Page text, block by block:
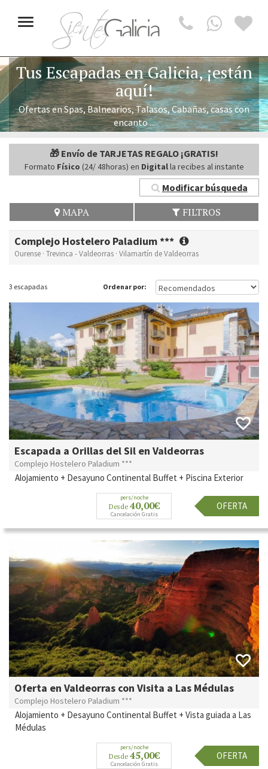
Toggle
navigation
Tus Escapadas en Galicia, ¡están
aquí!
Ofertas en Spas, Balnearios, Talasos, Cabañas, casas con
encanto ...
🎁 Envío de TARJETAS REGALO ¡GRATIS!
Formato Físico (24/ 48horas) en Digitalla recibes al instante
Modificar búsqueda
MAPA FILTROS
Complejo Hostelero Paladium ***
Ourense · Trevinca - Valdeorras · Vilamartín de Valdeorras
3 escapadas Ordenar por:
Escapada a Orillas del Sil en Valdeorras
Complejo Hostelero Paladium ***
Alojamiento + Desayuno Continental Buffet + Piscina Exterior
pers/noche
Desde 40,00€
Cancelación Gratis
OFERTA
Oferta en Valdeorras con Visita a Las Médulas
Complejo Hostelero Paladium ***
Alojamiento + Desayuno Continental Buffet + Vista guiada a Las
Médulas
pers/noche
Desde 45,00€
Cancelación Gratis
OFERTA